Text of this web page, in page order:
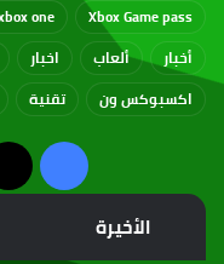
Xbox Game pass
one
أخبار
ألعاب اخبار
اكسبوكس ون
تقنية
الأخيرة